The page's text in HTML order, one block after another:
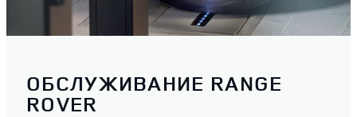
ОБСЛУЖИВАНИЕ RANGE
ROVER